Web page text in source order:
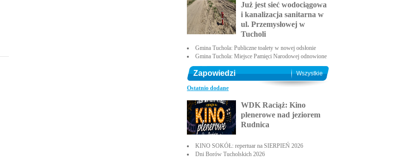
Już jest sieć wodociągowa
i kanalizacja sanitarna w
ul. Przemysłowej w
Tucholi
Gmina Tuchola: Publiczne toalety w nowej odsłonie
Gmina Tuchola: Miejsce Pamięci Narodowej odnowione
Zapowiedzi Wszystkie
Ostatnio dodane
WDK Raciąż: Kino
plenerowe nad jeziorem
Rudnica
KINO SOKÓŁ: repertuar na SIERPIEŃ 2026
Dni Borów Tucholskich 2026